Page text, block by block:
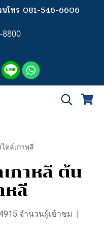
นโทร 081-546-6606
8800
ตล์เกาหลี
กาหลี ต้น
หลี
จำนวนผู้เข้าชม |